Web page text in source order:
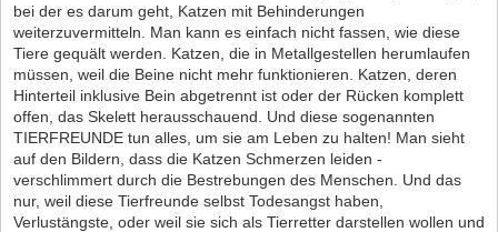
bei der es darum geht, Katzen mit Behinderungen
weiterzuvermitteln. Man kann es einfach nicht fassen, wie diese
Tiere gequält werden. Katzen, die in Metallgestellen herumlaufen
müssen, weil die Beine nicht mehr funktionieren. Katzen, deren
Hinterteil inklusive Bein abgetrennt ist oder der Rücken komplett
offen, das Skelett herausschauend. Und diese sogenannten
TIERFREUNDE tun alles, um sie am Leben zu halten! Man sieht
auf den Bildern, dass die Katzen Schmerzen leiden -
verschlimmert durch die Bestrebungen des Menschen. Und das
nur, weil diese Tierfreunde selbst Todesangst haben,
Verlustängste, oder weil sie sich als Tierretter darstellen wollen und